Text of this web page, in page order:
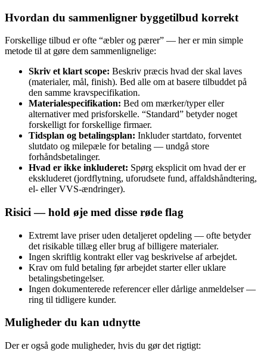
Hvordan du sammenligner byggetilbud korrekt
Forskellige tilbud er ofte “æbler og pærer” — her er min simple
metode til at gøre dem sammenlignelige:
Skriv et klart scope: Beskriv præcis hvad der skal laves
(materialer, mål, finish). Bed alle om at basere tilbuddet på
den samme kravspecifikation.
Materialespecifikation: Bed om mærker/typer eller
alternativer med prisforskelle. “Standard” betyder noget
forskelligt for forskellige firmaer.
Tidsplan og betalingsplan: Inkluder startdato, forventet
slutdato og milepæle for betaling — undgå store
forhåndsbetalinger.
Hvad er ikke inkluderet: Spørg eksplicit om hvad der er
ekskluderet (jordflytning, uforudsete fund, affaldshåndtering,
el- eller VVS-ændringer).
Risici — hold øje med disse røde flag
Extremt lave priser uden detaljeret opdeling — ofte betyder
det risikable tillæg eller brug af billigere materialer.
Ingen skriftlig kontrakt eller vag beskrivelse af arbejdet.
Krav om fuld betaling før arbejdet starter eller uklare
betalingsbetingelser.
Ingen dokumenterede referencer eller dårlige anmeldelser —
ring til tidligere kunder.
Muligheder du kan udnytte
Der er også gode muligheder, hvis du gør det rigtigt: